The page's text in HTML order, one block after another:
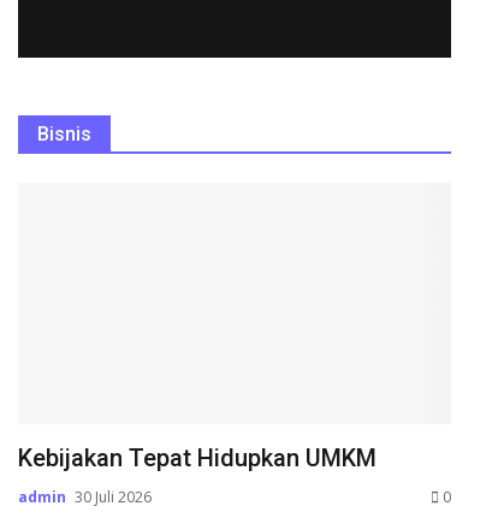
Bisnis
Kebijakan Tepat Hidupkan UMKM
admin 30 Juli 2026 0